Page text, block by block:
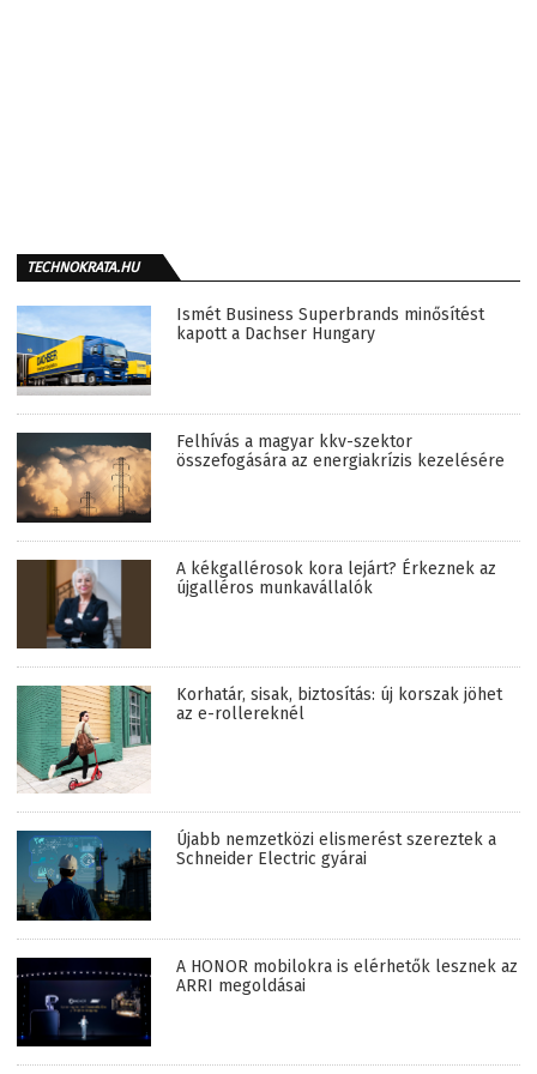
TECHNOKRATA.HU
Ismét Business Superbrands minősítést
kapott a Dachser Hungary
Felhívás a magyar kkv-szektor
összefogására az energiakrízis kezelésére
A kékgallérosok kora lejárt? Érkeznek az
újgalléros munkavállalók
Korhatár, sisak, biztosítás: új korszak jöhet
az e-rollereknél
Újabb nemzetközi elismerést szereztek a
Schneider Electric gyárai
A HONOR mobilokra is elérhetők lesznek az
ARRI megoldásai